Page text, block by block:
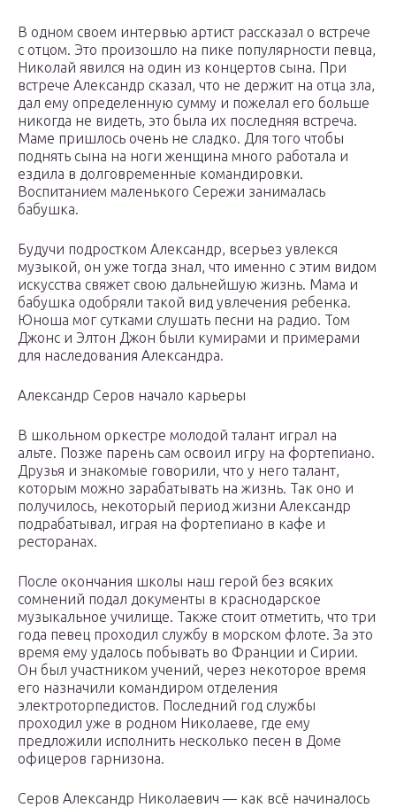
В одном своем интервью артист рассказал о встрече
с отцом. Это произошло на пике популярности певца,
Николай явился на один из концертов сына. При
встрече Александр сказал, что не держит на отца зла,
дал ему определенную сумму и пожелал его больше
никогда не видеть, это была их последняя встреча.
Маме пришлось очень не сладко. Для того чтобы
поднять сына на ноги женщина много работала и
ездила в долговременные командировки.
Воспитанием маленького Сережи занималась
бабушка.
Будучи подростком Александр, всерьез увлекся
музыкой, он уже тогда знал, что именно с этим видом
искусства свяжет свою дальнейшую жизнь. Мама и
бабушка одобряли такой вид увлечения ребенка.
Юноша мог сутками слушать песни на радио. Том
Джонс и Элтон Джон были кумирами и примерами
для наследования Александра.
Александр Серов начало карьеры
В школьном оркестре молодой талант играл на
альте. Позже парень сам освоил игру на фортепиано.
Друзья и знакомые говорили, что у него талант,
которым можно зарабатывать на жизнь. Так оно и
получилось, некоторый период жизни Александр
подрабатывал, играя на фортепиано в кафе и
ресторанах.
После окончания школы наш герой без всяких
сомнений подал документы в краснодарское
музыкальное училище. Также стоит отметить, что три
года певец проходил службу в морском флоте. За это
время ему удалось побывать во Франции и Сирии.
Он был участником учений, через некоторое время
его назначили командиром отделения
электроторпедистов. Последний год службы
проходил уже в родном Николаеве, где ему
предложили исполнить несколько песен в Доме
офицеров гарнизона.
Серов Александр Николаевич — как всё начиналось